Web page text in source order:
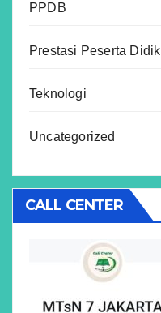
PPDB
Prestasi Peserta Didik
Teknologi
Uncategorized
CALL CENTER